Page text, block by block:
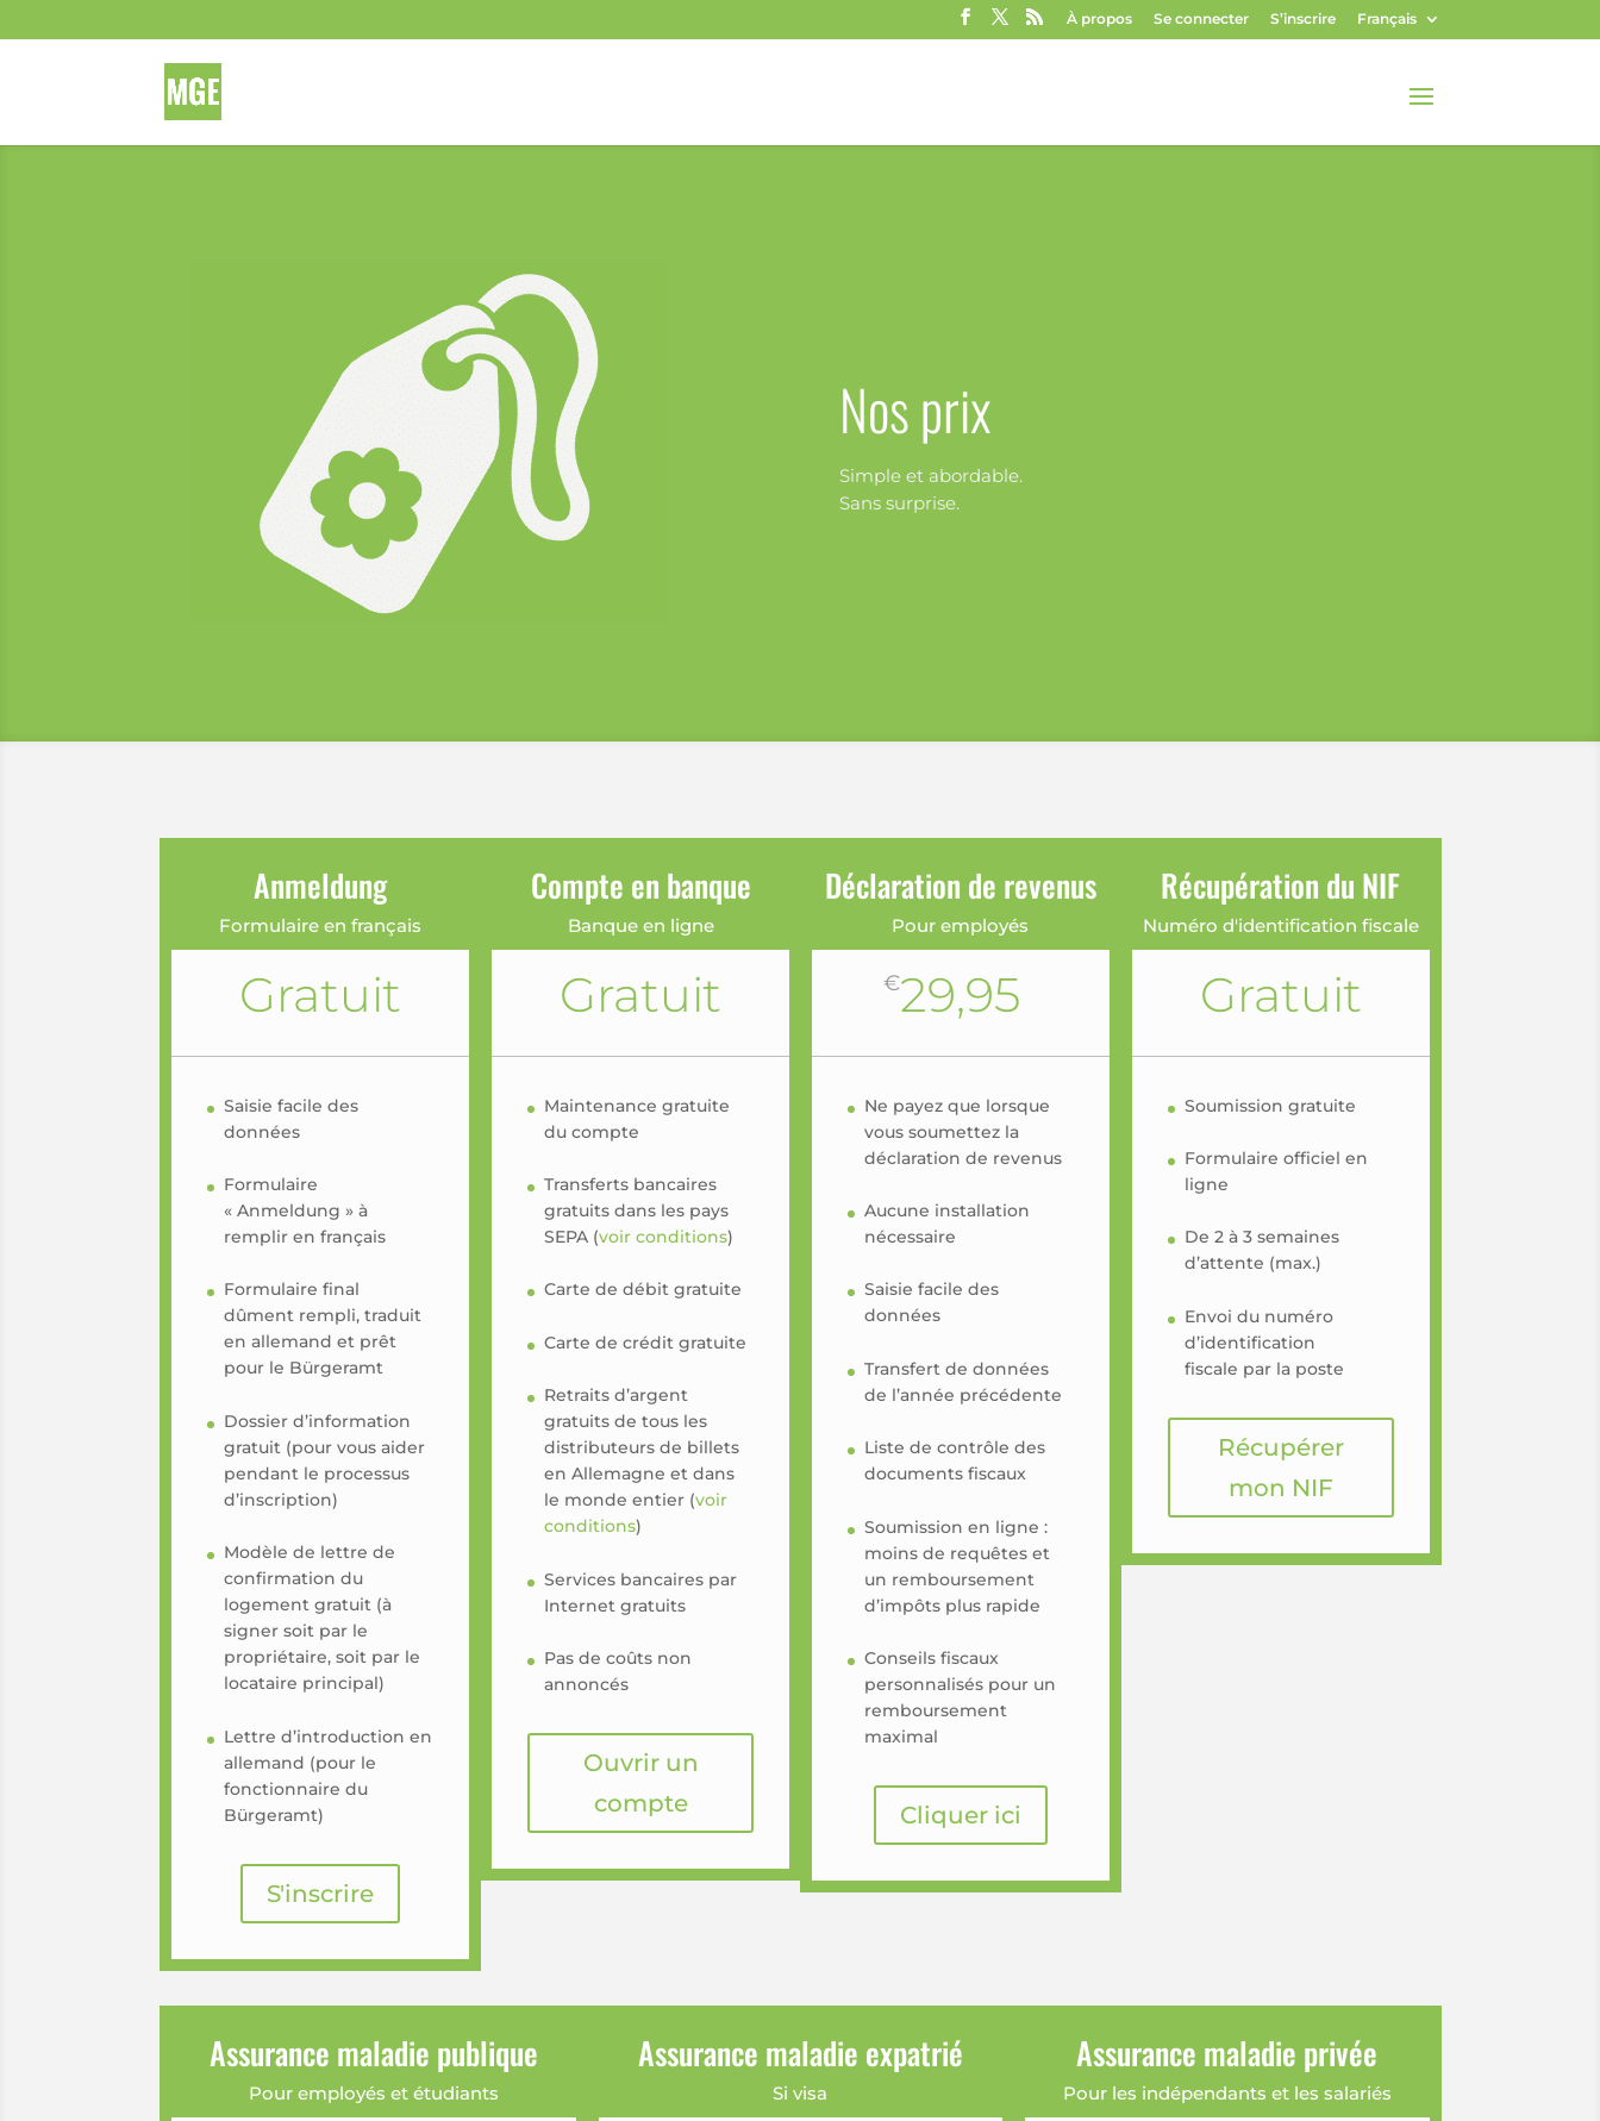
À propos Se connecter S’inscrire Français
Nos prix
Simple et abordable.
Sans surprise.
Anmeldung
Formulaire en français
Gratuit
Saisie facile des
données
Formulaire
« Anmeldung » à
remplir en français
Formulaire final
dûment rempli, traduit
en allemand et prêt
pour le Bürgeramt
Dossier d’information
gratuit (pour vous aider
pendant le processus
d’inscription)
Modèle de lettre de
confirmation du
logement gratuit (à
signer soit par le
propriétaire, soit par le
locataire principal)
Lettre d’introduction en
allemand (pour le
fonctionnaire du
Bürgeramt)
S'inscrire
Compte en banque
Banque en ligne
Gratuit
Maintenance gratuite
du compte
Transferts bancaires
gratuits dans les pays
SEPA (voir conditions)
Carte de débit gratuite
Carte de crédit gratuite
Retraits d’argent
gratuits de tous les
distributeurs de billets
en Allemagne et dans
le monde entier (voir
conditions)
Services bancaires par
Internet gratuits
Pas de coûts non
annoncés
Ouvrir un
compte
Déclaration de revenus
Pour employés
€29,95
Ne payez que lorsque
vous soumettez la
déclaration de revenus
Aucune installation
nécessaire
Saisie facile des
données
Transfert de données
de l’année précédente
Liste de contrôle des
documents fiscaux
Soumission en ligne :
moins de requêtes et
un remboursement
d’impôts plus rapide
Conseils fiscaux
personnalisés pour un
remboursement
maximal
Cliquer ici
Récupération du NIF
Numéro d'identification fiscale
Gratuit
Soumission gratuite
Formulaire officiel en
ligne
De 2 à 3 semaines
d’attente (max.)
Envoi du numéro
d’identification
fiscale par la poste
Récupérer
mon NIF
Assurance maladie publique
Pour employés et étudiants
Assurance maladie expatrié
Si visa
Assurance maladie privée
Pour les indépendants et les salariés